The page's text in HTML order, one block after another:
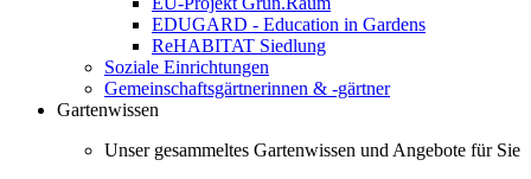
EDUGARD - Education in Gardens
ReHABITAT Siedlung
Soziale Einrichtungen
Gemeinschaftsgärtnerinnen & -gärtner
Gartenwissen
Unser gesammeltes Gartenwissen und Angebote für Sie